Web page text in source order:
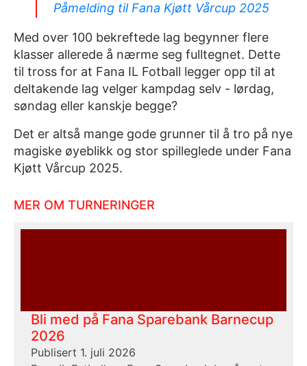
Påmelding til Fana Kjøtt Vårcup 2025
Med over 100 bekreftede lag begynner flere
klasser allerede å nærme seg fulltegnet. Dette
til tross for at Fana IL Fotball legger opp til at
deltakende lag velger kampdag selv - lørdag,
søndag eller kanskje begge?
Det er altså mange gode grunner til å tro på nye
magiske øyeblikk og stor spilleglede under Fana
Kjøtt Vårcup 2025.
MER OM TURNERINGER
Bli med på Fana Sparebank Barnecup
2026
Publisert 1. juli 2026